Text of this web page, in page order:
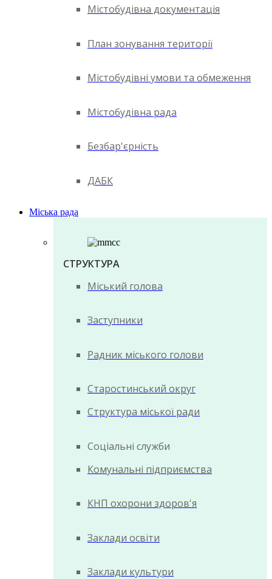
Містобудівна документація
План зонування території
Містобудівні умови та обмеження
Містобудівна рада
Безбар'єрність
ДАБК
Міська рада
СТРУКТУРА
Міський голова
Заступники
Радник міського голови
Старостинський округ
Структура міської ради
Соціальні служби
Комунальні підприємства
КНП охорони здоров'я
Заклади освіти
Заклади культури